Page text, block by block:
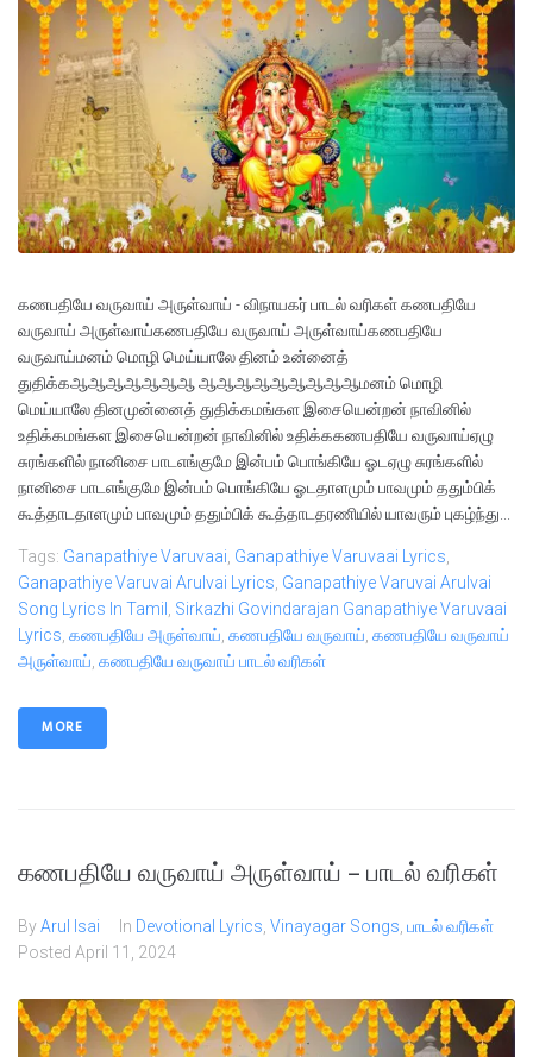
கணபதியே வருவாய் அருள்வாய் - விநாயகர் பாடல் வரிகள் கணபதியே
வருவாய் அருள்வாய்கணபதியே வருவாய் அருள்வாய்கணபதியே
வருவாய்மனம் மொழி மெய்யாலே தினம் உன்னைத்
துதிக்கஆஆஆஆஆஆஆ ஆஆஆஆஆஆஆஆஆமனம் மொழி
மெய்யாலே தினமுன்னைத் துதிக்கமங்கள இசையென்றன் நாவினில்
உதிக்கமங்கள இசையென்றன் நாவினில் உதிக்ககணபதியே வருவாய்ஏழு
சுரங்களில் நானிசை பாடஎங்குமே இன்பம் பொங்கியே ஓடஏழு சுரங்களில்
நானிசை பாடஎங்குமே இன்பம் பொங்கியே ஓடதாளமும் பாவமும் ததும்பிக்
கூத்தாடதாளமும் பாவமும் ததும்பிக் கூத்தாடதரணியில் யாவரும் புகழ்ந்து...
Tags: Ganapathiye Varuvaai Ganapathiye Varuvaai Lyrics
Ganapathiye Varuvai Arulvai Lyrics Ganapathiye Varuvai Arulvai
Song Lyrics In Tamil Sirkazhi Govindarajan Ganapathiye Varuvaai
Lyrics கணபதியே அருள்வாய் கணபதியே வருவாய் கணபதியே வருவாய்
அருள்வாய் கணபதியே வருவாய் பாடல் வரிகள்
MORE
கணபதியே வருவாய் அருள்வாய் – பாடல் வரிகள்
ByArul Isai In Devotional Lyrics Vinayagar Songs பாடல் வரிகள்
Posted April 11, 2024